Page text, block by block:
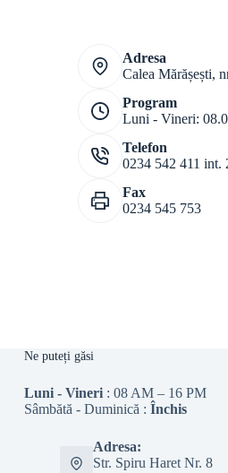
Adresa
Calea Mărășești,
Program
Luni - Vineri:
Telefon
0234 542 411 int.
Fax
0234 545 753
Ne puteți găsi
Luni - Vineri: 08 AM – 16 PM
Sâmbătă - Duminică : Închis
Adresa:
Str. Spiru Haret Nr. 8